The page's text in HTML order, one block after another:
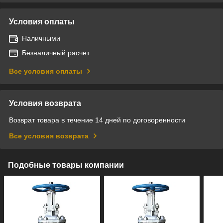
Условия оплаты
Наличными
Безналичный расчет
Все условия оплаты
Условия возврата
Возврат товара в течение 14 дней по договоренности
Все условия возврата
Подобные товары компании